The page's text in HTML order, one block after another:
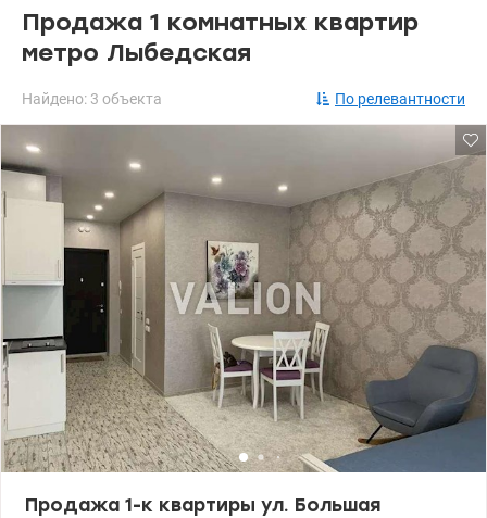
Продажа 1 комнатных квартир
метро Лыбедская
Найдено: 3 объекта По релевантности
Продажа 1-к квартиры ул. Большая